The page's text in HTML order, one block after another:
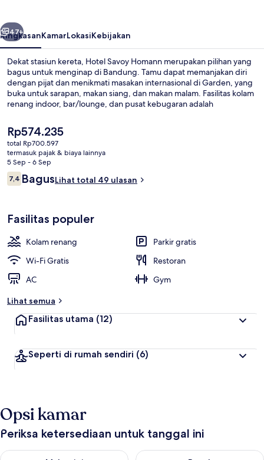
Berikutnya
47+
RingkasanKamarLokasiKebijakan
Dekat stasiun kereta, Hotel Savoy Homann merupakan pilihan yang
bagus untuk menginap di Bandung. Tamu dapat memanjakan diri
dengan pijat dan menikmati masakan internasional di Garden, yang
buka untuk sarapan, makan siang, dan makan malam. Fasilitas kolam
renang indoor, bar/lounge, dan pusat kebugaran adalah
Harga
saat
ini
Rp574.235
Rp574.235
total Rp700.597
termasuk pajak & biaya lainnya
5 Sep - 6 Sep
Ulasan
7,47,4 dari 10
BagusLihat total 49 ulasan
Fasilitas populer
Kolam renang
Parkir gratis
Wi-Fi Gratis
Restoran
AC
Gym
Lihat semua
Fasilitas utama (12)
Seperti di rumah sendiri (6)
Opsi kamar
Periksa ketersediaan untuk tanggal ini
Periksa ketersediaan untuk malam ini Agu 7 - Agu 8
Periksa ketersediaan untuk